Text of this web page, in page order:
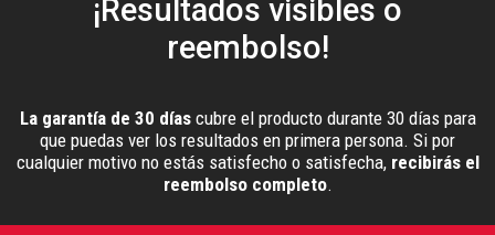
¡Resultados visibles o
reembolso!
La garantía de 30 días cubre el producto durante 30 días para
que puedas ver los resultados en primera persona. Si por
cualquier motivo no estás satisfecho o satisfecha,recibirás el
reembolso completo.